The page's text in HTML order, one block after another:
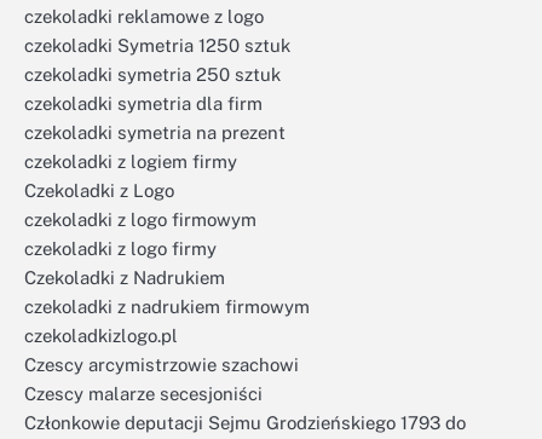
czekoladki reklamowe z logo
czekoladki Symetria 1250 sztuk
czekoladki symetria 250 sztuk
czekoladki symetria dla firm
czekoladki symetria na prezent
czekoladki z logiem firmy
Czekoladki z Logo
czekoladki z logo firmowym
czekoladki z logo firmy
Czekoladki z Nadrukiem
czekoladki z nadrukiem firmowym
czekoladkizlogo.pl
Czescy arcymistrzowie szachowi
Czescy malarze secesjoniści
Członkowie deputacji Sejmu Grodzieńskiego 1793 do